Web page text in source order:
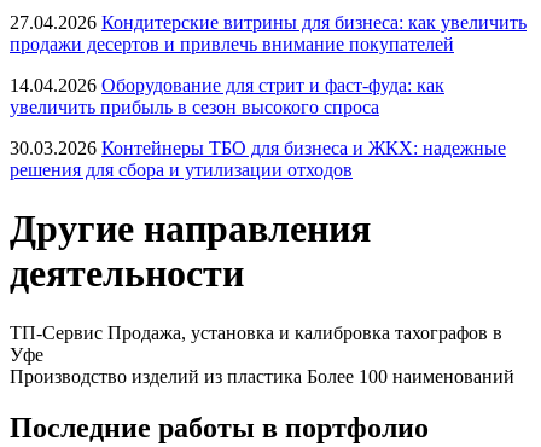
27.04.2026 Кондитерские витрины для бизнеса: как увеличить
продажи десертов и привлечь внимание покупателей
14.04.2026 Оборудование для стрит и фаст-фуда: как
увеличить прибыль в сезон высокого спроса
30.03.2026 Контейнеры ТБО для бизнеса и ЖКХ: надежные
решения для сбора и утилизации отходов
Другие направления
деятельности
ТП-Сервис Продажа, установка и калибровка тахографов в
Уфе
Производство изделий из пластика Более 100 наименований
Последние работы в портфолио